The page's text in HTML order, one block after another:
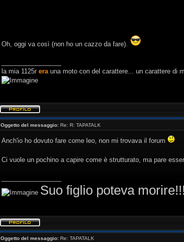
Oh, oggi va così (non ho un cazzo da fare).
la mia 1125r erauna moto con del carattere... un carattere di
Oggetto del messaggio: Re: R: TAPATALK
Anch'io ho dovuto fare come leo, non mi trovava il forum
Ci vuole un pochino a capire come è strutturato, ma pare
Suo figlio poteva morire!!!
Oggetto del messaggio: Re: TAPATALK